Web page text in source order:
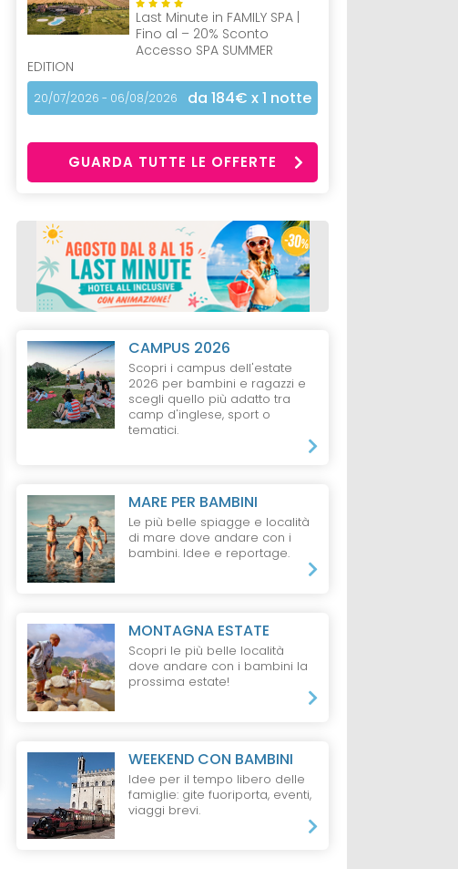
Last Minute in FAMILY SPA |
Fino al – 20% Sconto
Accesso SPA SUMMER
EDITION
20/07/2026 - 06/08/2026 da 184€ x 1 notte
GUARDA TUTTE LE OFFERTE
CAMPUS 2026
Scopri i campus dell'estate
2026 per bambini e ragazzi e
scegli quello più adatto tra
camp d'inglese, sport o
tematici.
MARE PER BAMBINI
Le più belle spiagge e località
di mare dove andare con i
bambini. Idee e reportage.
MONTAGNA ESTATE
Scopri le più belle località
dove andare con i bambini la
prossima estate!
WEEKEND CON BAMBINI
Idee per il tempo libero delle
famiglie: gite fuoriporta, eventi,
viaggi brevi.